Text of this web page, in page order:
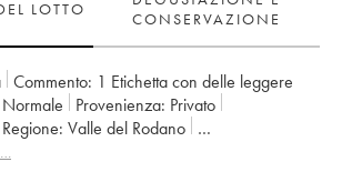
LOTTO
CONSERVAZIONE
Commento: 1 Etichetta con delle leggere
Normale Provenienza:
privato
Regione:
Valle del Rodano
(Vin de Pays de Vaucluse)